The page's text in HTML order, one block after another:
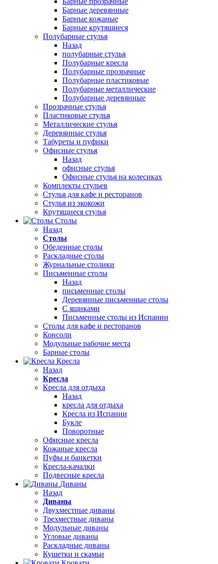
Барные деревянные
Барные кожаные
Барные крутящиеся
Полубарные стулья
Назад
полубарные стулья
Полубарные кресла
Полубарные прозрачные
Полубарные пластиковые
Полубарные металлические
Полубарные деревянные
Прозрачные стулья
Пластиковые стулья
Металлические стулья
Деревянные стулья
Табуреты и пуфики
Офисные стулья
Назад
офисные стулья
Офисные стулья на колесиках
Комплекты стульев
Стулья для кафе и ресторанов
Стулья из экокожи
Крутящиеся стулья
Столы
Назад
Столы
Обеденные столы
Раскладные столы
Журнальные столики
Письменные столы
Назад
письменные столы
Деревянные письменные столы
С ящиками
Письменные столы из Испании
Столы для кафе и ресторанов
Консоли
Модульные рабочие места
Барные столы
Кресла
Назад
Кресла
Кресла для отдыха
Назад
кресла для отдыха
Кресла из Испании
Букле
Поворотные
Офисные кресла
Кожаные кресла
Пуфы и банкетки
Кресла-качалки
Подвесные кресла
Диваны
Назад
Диваны
Двухместные диваны
Трехместные диваны
Модульные диваны
Угловые диваны
Раскладные диваны
Кушетки и скамьи